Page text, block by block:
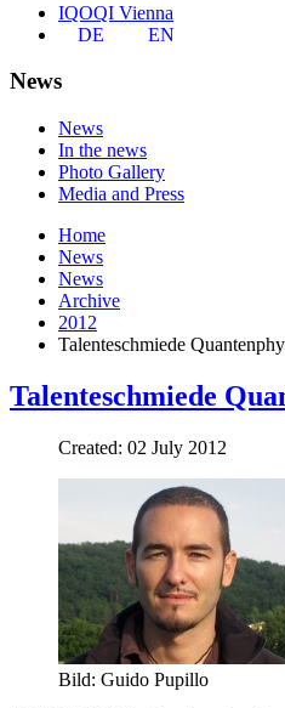
IQOQI Vienna
DE
EN
News
News
In the news
Photo Gallery
Media and Press
Home
News
News
Archive
2012
Talenteschmiede
Talenteschmiede
Created: 02 July 2012
Bild: Guido Pupillo